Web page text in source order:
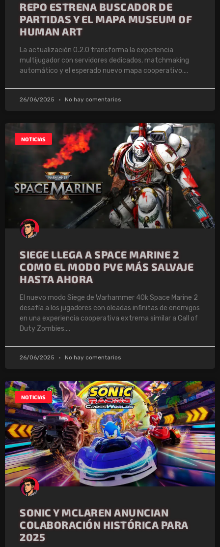
REPO ESTRENA BUSCADOR DE
PARTIDAS Y EL MAPA MUSEUM OF
HUMAN ART
La actualización 0.2.0 transforma la experiencia
multijugador con servidores dedicados, matchmaking
automático y el esperado nuevo mapa cooperativo.
26/06/2025 No hay comentarios
NOTICIAS
SIEGE LLEGA A SPACE MARINE 2
COMO EL MODO PVE MÁS SALVAJE
HASTA AHORA
El nuevo modo Siege de Warhammer 40k Space Marine 2
desafía a los jugadores con oleadas infinitas de enemigos
en una experiencia cooperativa extrema similar a Call of
Duty Zombies.
26/06/2025 No hay comentarios
NOTICIAS
SONIC Y MCLAREN ANUNCIAN
COLABORACIÓN HISTÓRICA PARA
2025